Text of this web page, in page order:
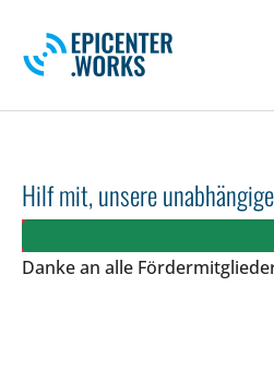
Hilf mit, unsere
Danke an alle